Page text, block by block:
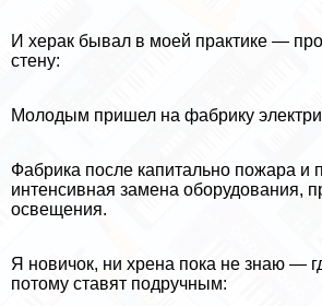
И хеpaк бывал в моей пpaктике —
стену:
Молодым пришел на фабрику
Фабрика после капитально пожара и
интенсивная замена оборудования,
освещения.
Я новичок, ни хрена пока не знаю —
потому ставят подручным: